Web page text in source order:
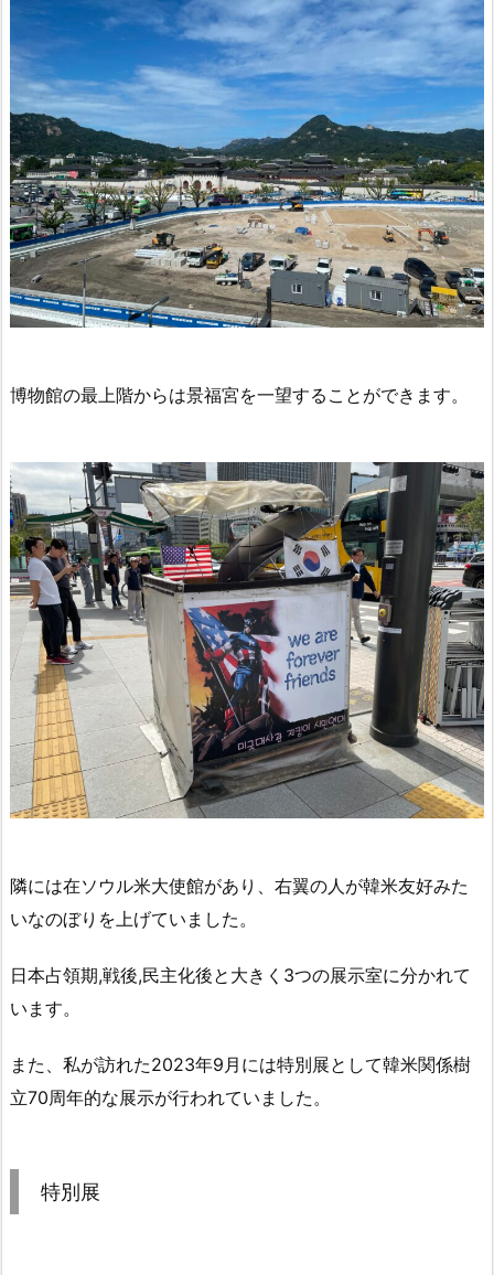
博物館の最上階からは景福宮を一望することができます。
隣には在ソウル米大使館があり、右翼の人が韓米友好みた
いなのぼりを上げていました。
日本占領期,戦後,民主化後と大きく3つの展示室に分かれて
います。
また、私が訪れた2023年9月には特別展として韓米関係樹
立70周年的な展示が行われていました。
特別展